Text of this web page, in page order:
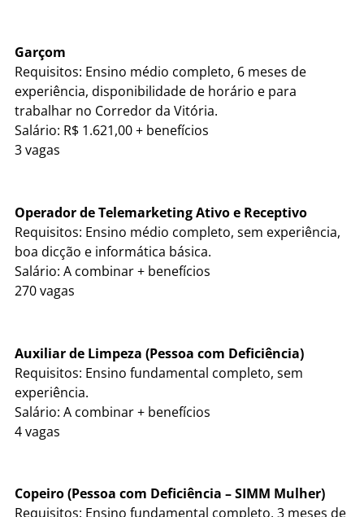
Garçom
Requisitos: Ensino médio completo, 6 meses de
experiência, disponibilidade de horário e para
trabalhar no Corredor da Vitória.
Salário: R$ 1.621,00 + benefícios
3 vagas
Operador de Telemarketing Ativo e Receptivo
Requisitos: Ensino médio completo, sem experiência,
boa dicção e informática básica.
Salário: A combinar + benefícios
270 vagas
Auxiliar de Limpeza (Pessoa com Deficiência)
Requisitos: Ensino fundamental completo, sem
experiência.
Salário: A combinar + benefícios
4 vagas
Copeiro (Pessoa com Deficiência – SIMM Mulher)
Requisitos: Ensino fundamental completo, 3 meses de